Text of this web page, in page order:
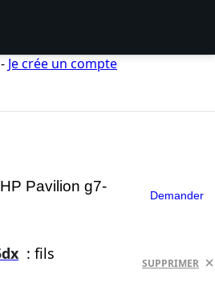
Je crée un compte
Pavilion g7-
Demander
: fils
SUPPRIMER